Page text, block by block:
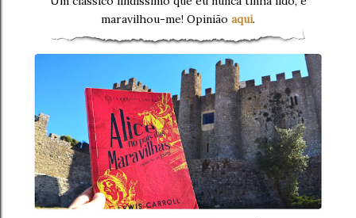
maravilhou-me! Opinião aqui.